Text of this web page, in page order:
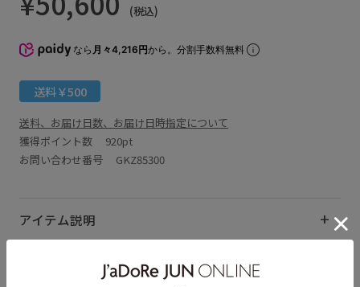
(税込)
なら 月々4,216円から。分割手数料無料
送料￥500
送料、お届け日数、お届け日時指定について
獲得ポイント数 920pt
お問い合わせ番号 GKZ85300
アイテム説明
サイズ・素材・お手入れ方法